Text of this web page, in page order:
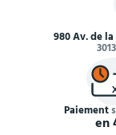
980 Av. de
Paiement
en